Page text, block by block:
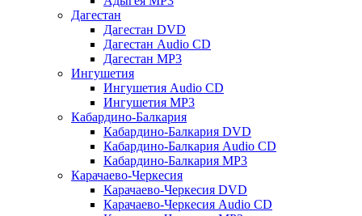
Дагестан
Дагестан DVD
Дагестан Audio CD
Дагестан MP3
Ингушетия
Ингушетия Audio CD
Ингушетия MP3
Кабардино-Балкария
Кабардино-Балкария DVD
Кабардино-Балкария Audio CD
Кабардино-Балкария MP3
Карачаево-Черкесия
Карачаево-Черкесия DVD
Карачаево-Черкесия Audio CD